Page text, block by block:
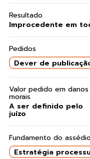
Resultado
Improcedente em
Pedidos
Dever de
Valor pedido em danos
morais
A ser definido pelo
juízo
Fundamento do
Estratégia